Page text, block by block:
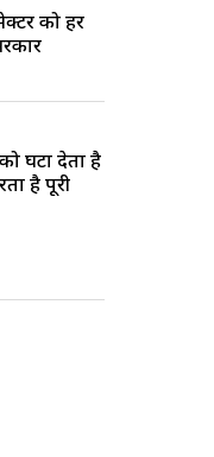
को हर
घटा देता है
है पूरी